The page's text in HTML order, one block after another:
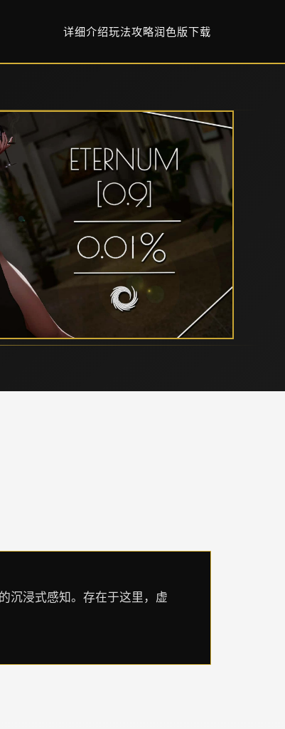
详细介绍玩法攻略润色版下载
沉浸式感知。存在于这里，虚